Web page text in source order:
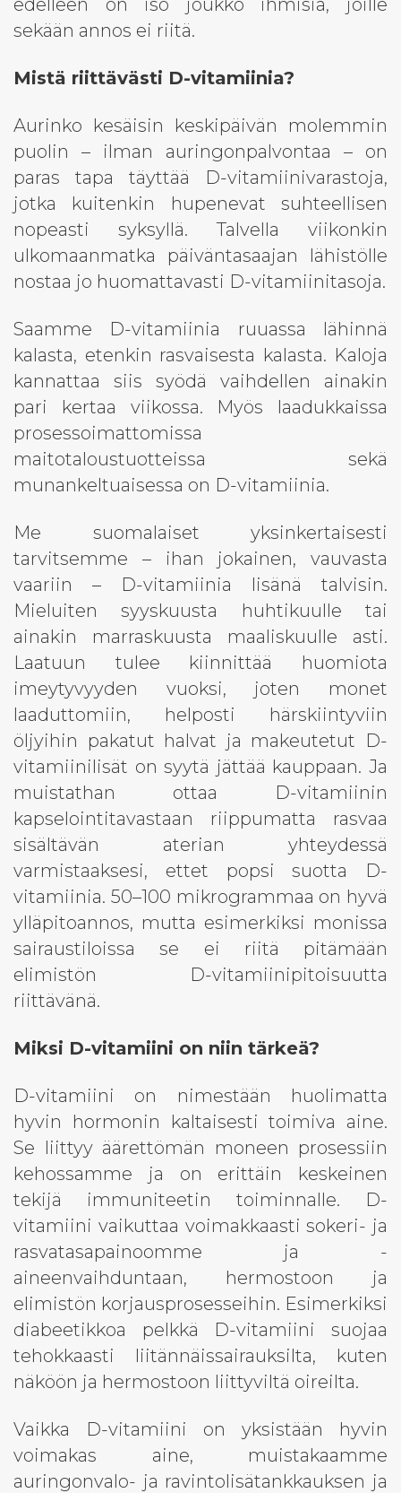
edelleen on iso joukko ihmisiä, joille
sekään annos ei riitä.
Mistä riittävästi D-vitamiinia?
Aurinko kesäisin keskipäivän molemmin
puolin – ilman auringonpalvontaa – on
paras tapa täyttää D-vitamiinivarastoja,
jotka kuitenkin hupenevat suhteellisen
nopeasti syksyllä. Talvella viikonkin
ulkomaanmatka päiväntasaajan lähistölle
nostaa jo huomattavasti D-vitamiinitasoja.
Saamme D-vitamiinia ruuassa lähinnä
kalasta, etenkin rasvaisesta kalasta. Kaloja
kannattaa siis syödä vaihdellen ainakin
pari kertaa viikossa. Myös laadukkaissa
prosessoimattomissa
maitotaloustuotteissa sekä
munankeltuaisessa on D-vitamiinia.
Me suomalaiset yksinkertaisesti
tarvitsemme – ihan jokainen, vauvasta
vaariin – D-vitamiinia lisänä talvisin.
Mieluiten syyskuusta huhtikuulle tai
ainakin marraskuusta maaliskuulle asti.
Laatuun tulee kiinnittää huomiota
imeytyvyyden vuoksi, joten monet
laaduttomiin, helposti härskiintyviin
öljyihin pakatut halvat ja makeutetut D-
vitamiinilisät on syytä jättää kauppaan. Ja
muistathan ottaa D-vitamiinin
kapselointitavastaan riippumatta rasvaa
sisältävän aterian yhteydessä
varmistaaksesi, ettet popsi suotta D-
vitamiinia. 50–100 mikrogrammaa on hyvä
ylläpitoannos, mutta esimerkiksi monissa
sairaustiloissa se ei riitä pitämään
elimistön D-vitamiinipitoisuutta
riittävänä.
Miksi D-vitamiini on niin tärkeä?
D-vitamiini on nimestään huolimatta
hyvin hormonin kaltaisesti toimiva aine.
Se liittyy äärettömän moneen prosessiin
kehossamme ja on erittäin keskeinen
tekijä immuniteetin toiminnalle. D-
vitamiini vaikuttaa voimakkaasti sokeri- ja
rasvatasapainoomme ja -
aineenvaihduntaan, hermostoon ja
elimistön korjausprosesseihin. Esimerkiksi
diabeetikkoa pelkkä D-vitamiini suojaa
tehokkaasti liitännäissairauksilta, kuten
näköön ja hermostoon liittyviltä oireilta.
Vaikka D-vitamiini on yksistään hyvin
voimakas aine, muistakaamme
auringonvalo- ja ravintolisätankkauksen ja
Tilaa uutiskirjeemme!
Etunimi
Sukunimi
×